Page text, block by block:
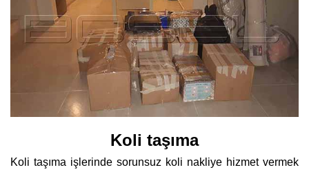
Koli taşıma
Koli taşıma işlerinde sorunsuz koli nakliye hizmet vermek